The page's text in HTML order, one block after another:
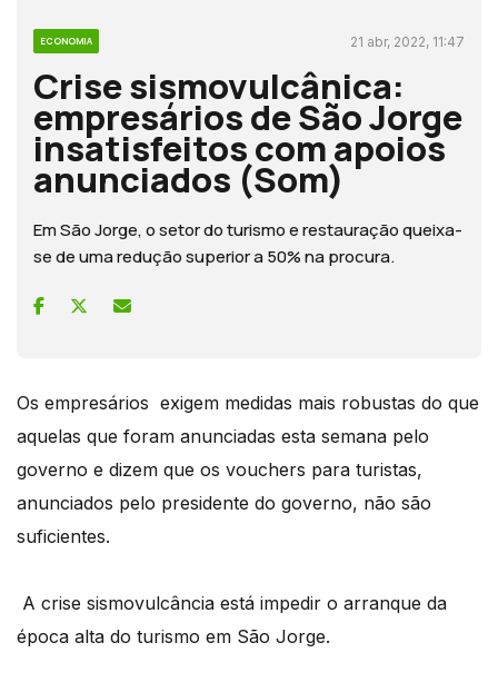
ECONOMIA 21 abr, 2022, 11:47
Crise sismovulcânica:
empresários de São Jorge
insatisfeitos com apoios
anunciados (Som)
Em São Jorge, o setor do turismo e restauração queixa-
se de uma redução superior a 50% na procura.
Os empresários exigem medidas mais robustas do que
aquelas que foram anunciadas esta semana pelo
governo e dizem que os vouchers para turistas,
anunciados pelo presidente do governo, não são
suficientes.
A crise sismovulcância está impedir o arranque da
época alta do turismo em São Jorge.